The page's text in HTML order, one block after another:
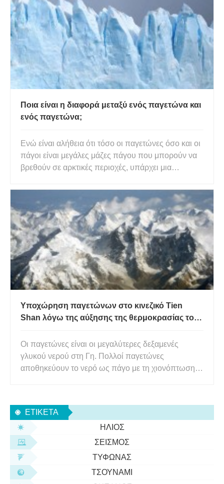
επιστρέφει στο αεροπλάνο, μπαίνει σε ένα μαύρο
κουτί που το επιβραδύνει σε ανίχνε
Ποια είναι η διαφορά μεταξύ ενός παγετώνα και
ενός παγετώνα;
Ενώ είναι αλήθεια ότι τόσο οι παγετώνες όσο και οι
πάγοι είναι μεγάλες μάζες πάγου που μπορούν να
βρεθούν σε αρκτικές περιοχές, υπάρχει μια
παγετώνες προέρχονται από την ξηρά και οι
παγετώνες σχηματίζονται σε ανοιχτά νερά και είναι
μια μορφή θαλάσσιου πάγου.
Υποχώρηση παγετώνων στο κινεζικό Tien
Shan λόγω της αύξησης της θερμοκρασίας του
Οι παγετώνες είναι οι μεγαλύτερες δεξαμενές
γλυκού νερού στη Γη. Πολλοί παγετώνες
αποθηκεύουν το νερό ως πάγο με τη χιονόπτωση
νερού από το λιώσιμο των παγετώνων κατά τις
ΕΤΙΚΈΤΑ
ΉΛΙΟΣ
ΣΕΙΣΜΌΣ
ΤΥΦΏΝΑΣ
ΤΣΟΥΝΆΜΙ